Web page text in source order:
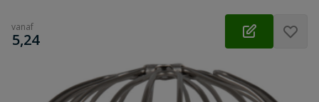
vanaf
€
5,24